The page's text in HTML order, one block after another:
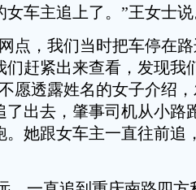
车主追上了。”王女士
点，我们当时把车停在
们赶紧出来查看，发现我
愿透露姓名的女子介绍
了出去，肇事司机从小路
。她跟女车主一直往前追